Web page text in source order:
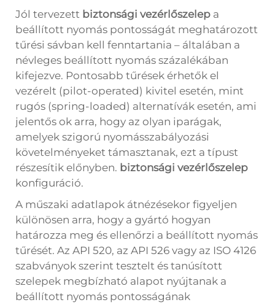
Jól tervezett biztonsági vezérlőszelep a
beállított nyomás pontosságát meghatározott
tűrési sávban kell fenntartania – általában a
névleges beállított nyomás százalékában
kifejezve. Pontosabb tűrések érhetők el
vezérelt (pilot-operated) kivitel esetén, mint
rugós (spring-loaded) alternatívák esetén, ami
jelentős ok arra, hogy az olyan iparágak,
amelyek szigorú nyomásszabályozási
követelményeket támasztanak, ezt a típust
részesítik előnyben. biztonsági vezérlőszelep
konfiguráció.
A műszaki adatlapok átnézésekor figyeljen
különösen arra, hogy a gyártó hogyan
határozza meg és ellenőrzi a beállított nyomás
tűrését. Az API 520, az API 526 vagy az ISO 4126
szabványok szerint tesztelt és tanúsított
szelepek megbízható alapot nyújtanak a
beállított nyomás pontosságának